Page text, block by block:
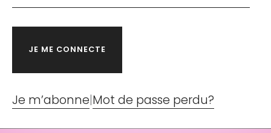
Je m’abonne|Mot de passe perdu?